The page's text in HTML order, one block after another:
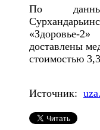
По
«Здоровье-
доставлены
стоимостью
Источник: